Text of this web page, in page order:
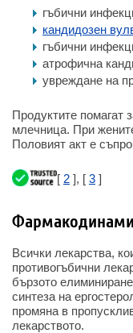
гъбични
кандидозен
гъбични
атрофична
увреждане на
Продуктите помагат
млечница. При
Половият акт е
[ 2 ], [ 3 ]
Всички лекарства,
противогъбични
бързото
синтеза на
промяна в
лекарството.